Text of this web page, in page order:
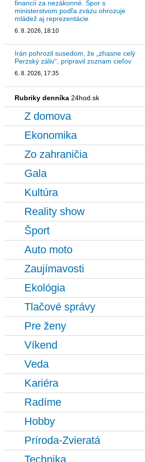
financií za nezákonné. Spor s
ministerstvom podľa zväzu ohrozuje
mládež aj reprezentácie
6. 8. 2026, 18:10
Irán pohrozil susedom, že „zhasne celý
Perzský záliv“, pripravil zoznam cieľov
6. 8. 2026, 17:35
Rubriky denníka 24hod.sk
Z domova
Ekonomika
Zo zahraničia
Gala
Kultúra
Reality show
Šport
Auto moto
Zaujímavosti
Ekológia
Tlačové správy
Pre ženy
Víkend
Veda
Kariéra
Radíme
Hobby
Príroda-Zvieratá
Technika